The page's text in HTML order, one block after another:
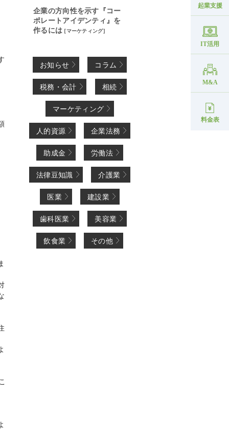
起業支援
IT活用
M&A
料金表
企業の方向性を示す『コー
ポレートアイデンティ』を
作るには [マーケティング]
お知らせ コラム
税務・会計 相続
マーケティング
人的資源 企業法務
助成金 労働法
法律豆知識 介護業
医業 建設業
歯科医業 美容業
飲食業 その他